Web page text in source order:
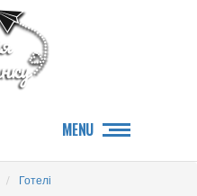
MENU
Готелі